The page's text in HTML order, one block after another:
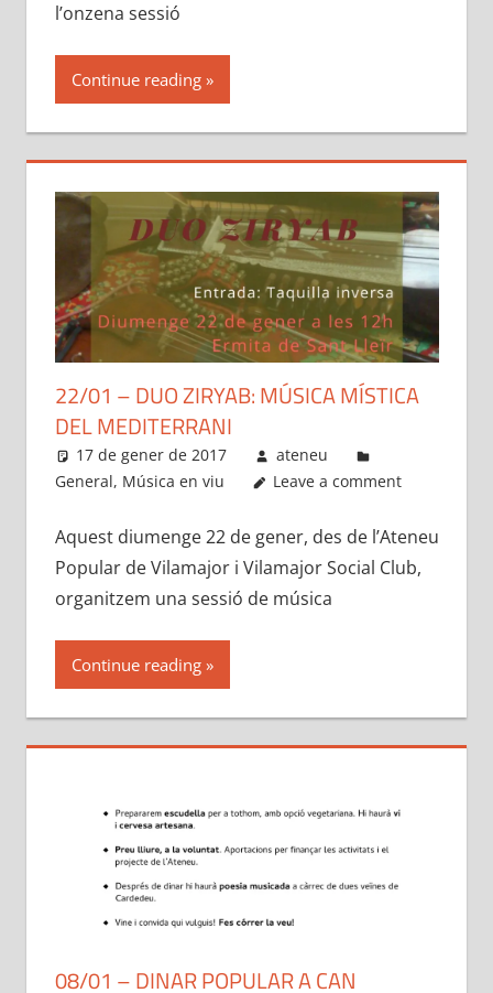
l’onzena sessió
Continue reading
22/01 – DUO ZIRYAB: MÚSICA MÍSTICA
DEL MEDITERRANI
17 de gener de 2017
ateneu
General, Música en viu Leave a comment
Aquest diumenge 22 de gener, des de l’Ateneu
Popular de Vilamajor i Vilamajor Social Club,
organitzem una sessió de música
Continue reading
08/01 – DINAR POPULAR A CAN